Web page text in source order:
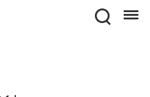
Search Menu